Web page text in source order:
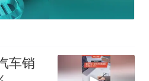
车销